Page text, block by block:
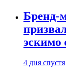
Бренд-
эскимо
4 дня спустя